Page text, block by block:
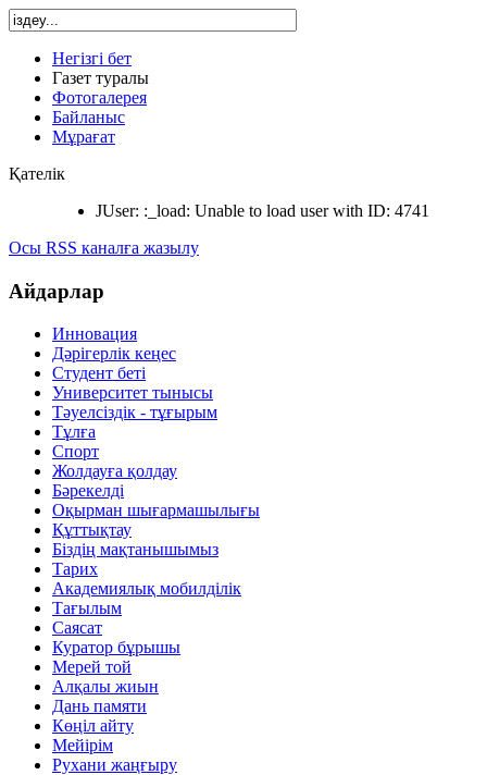
Негізгі бет
Газет туралы
Фотогалерея
Байланыс
Мұрағат
Қателік
JUser: :_load: Unable to load user with ID: 4741
Осы RSS каналға жазылу
Айдарлар
Инновация
Дәрігерлік кеңес
Студент беті
Университет тынысы
Тәуелсіздік - тұғырым
Тұлға
Спорт
Жолдауға қолдау
Бәрекелді
Оқырман шығармашылығы
Құттықтау
Біздің мақтанышымыз
Тарих
Академиялық мобилділік
Тағылым
Саясат
Куратор бұрышы
Мерей той
Алқалы жиын
Дань памяти
Көңіл айту
Мейірім
Рухани жаңғыру